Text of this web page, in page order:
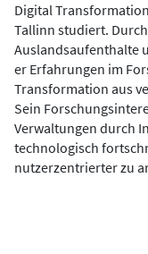
Digital
Tallinn studiert. Durch
Auslandsaufenthalte
er Erfahrungen im
Transformation aus
Sein
Verwaltungen durch
technologisch
nutzerzentrierter zu